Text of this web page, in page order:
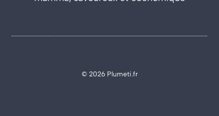
© 2026 Plumeti.fr